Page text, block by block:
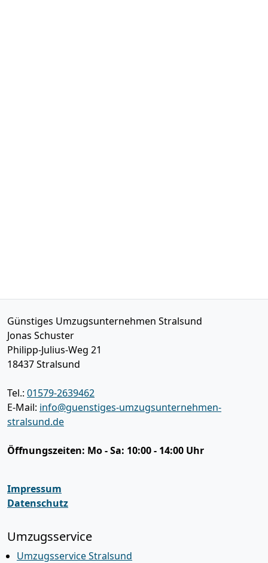
Günstiges Umzugsunternehmen Stralsund
Jonas Schuster
Philipp-Julius-Weg 21
18437Stralsund
Tel.: 01579-2639462
E-Mail: info@guenstiges-umzugsunternehmen-
stralsund.de
Öffnungszeiten: Mo - Sa: 10:00 - 14:00 Uhr
Impressum
Datenschutz
Umzugsservice
Umzugsservice Stralsund